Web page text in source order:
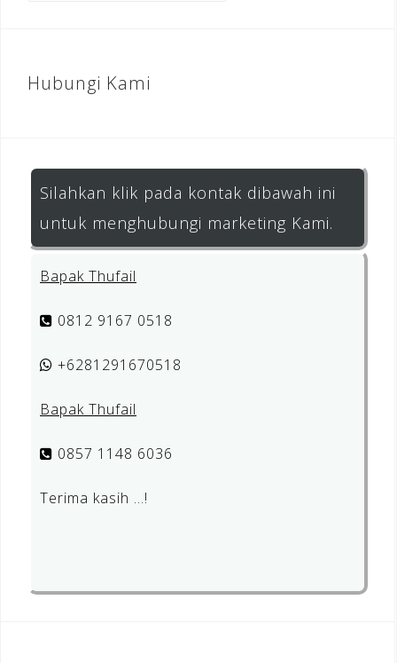
Hubungi Kami
Silahkan klik pada kontak dibawah ini
untuk menghubungi marketing Kami.
Bapak Thufail
0812 9167 0518
+6281291670518
Bapak Thufail
0857 1148 6036
Terima kasih …!